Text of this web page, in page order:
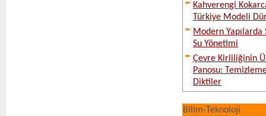
Kahverengi
Türkiye Modeli
Modern Yapılarda
Su Yönetimi
Çevre Kirliliğinin
Panosu:
Diktiler
Bilim-Teknoloji